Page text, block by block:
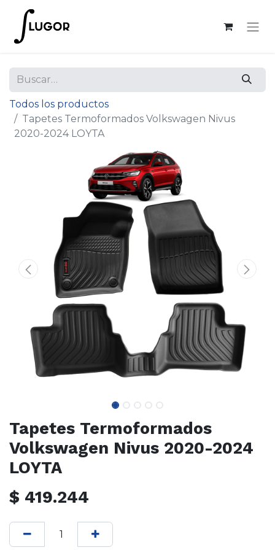
Todos los productos
Tapetes Termoformados Volkswagen Nivus
2020-2024 LOYTA
Tapetes Termoformados
Volkswagen Nivus 2020-2024
LOYTA
$ 419.244